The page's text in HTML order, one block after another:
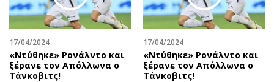
Κύπρος
Διεθνή
Κληρώσεις Allwyn
Νέα
Social
Αυτοκίνηση
17/04/2024
«Ντύθηκε» Ρονάλντο και
ξέρανε τον Απόλλωνα ο
Τάνκοβιτς!
17/04/2024
«Ντύθηκε» Ρονάλντο και
ξέρανε τον Απόλλωνα ο
Τάνκοβιτς!